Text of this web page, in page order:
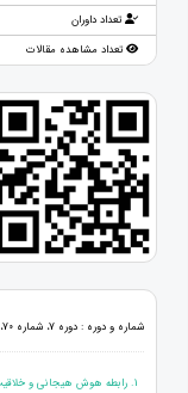
تعداد داوران
تعداد مشاهده مقالات
شماره و دوره : دوره 7، شماره 70، فروردین 1403، صفحات 1 - 151
1. رابطه هوش هیجانی و خلاقیت با میانجیگری شادکامی در دانش آموزان متوسطه دوم شهر ایلام